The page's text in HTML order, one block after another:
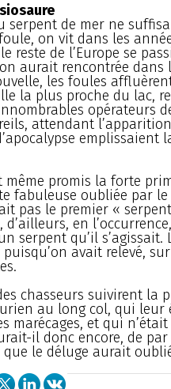
serpent de mer ne
on vit dans les
reste de l’Europe se
aurait rencontrée dans
les foules
la plus proche du lac,
opérateurs
attendant
emplissaient
même promis la forte
fabuleuse oubliée par le
pas le premier «
en
serpent qu’il s’agissait.
avait relevé,
chasseurs suivirent la
au long col, qui leur
marécages, et qui
il donc encore, de
le déluge aurait